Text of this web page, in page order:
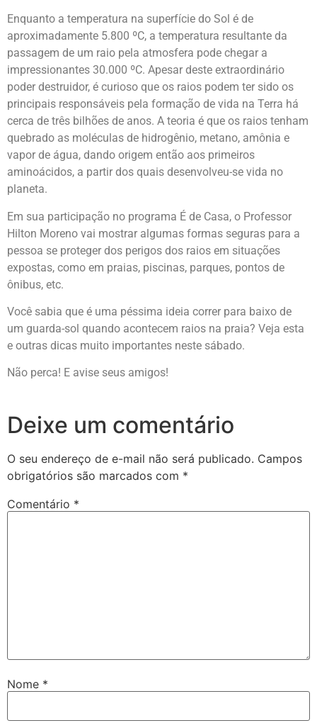
Enquanto a temperatura na superfície do Sol é de
aproximadamente 5.800 ºC, a temperatura resultante da
passagem de um raio pela atmosfera pode chegar a
impressionantes 30.000 ºC. Apesar deste extraordinário
poder destruidor, é curioso que os raios podem ter sido os
principais responsáveis pela formação de vida na Terra há
cerca de três bilhões de anos. A teoria é que os raios tenham
quebrado as moléculas de hidrogênio, metano, amônia e
vapor de água, dando origem então aos primeiros
aminoácidos, a partir dos quais desenvolveu-se vida no
planeta.
Em sua participação no programa É de Casa, o Professor
Hilton Moreno vai mostrar algumas formas seguras para a
pessoa se proteger dos perigos dos raios em situações
expostas, como em praias, piscinas, parques, pontos de
ônibus, etc.
Você sabia que é uma péssima ideia correr para baixo de
um guarda-sol quando acontecem raios na praia? Veja esta
e outras dicas muito importantes neste sábado.
Não perca! E avise seus amigos!
Deixe um comentário
O seu endereço de e-mail não será publicado. Campos
obrigatórios são marcados com *
Comentário *
Nome *